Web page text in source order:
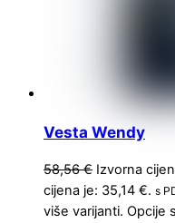
Vesta Wendy
58,56€ Izvorna
cijena je: 35,14 €. s
više varijanti. Opcije